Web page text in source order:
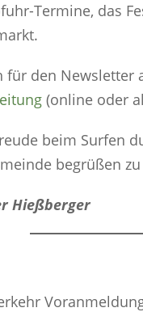
Termine, das
für den
(online oder
beim Surfen
begrüßen
Hießberger